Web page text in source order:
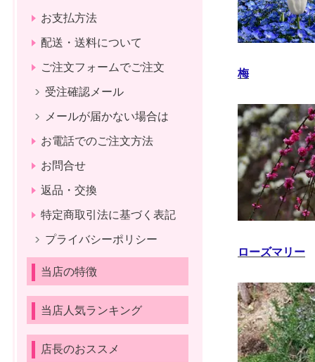
梅
ローズマリー
お支払方法
配送・送料について
ご注文フォームでご注文
受注確認メール
メールが届かない場合は
お電話でのご注文方法
お問合せ
返品・交換
特定商取引法に基づく表記
プライバシーポリシー
当店の特徴
当店人気ランキング
店長のおススメ